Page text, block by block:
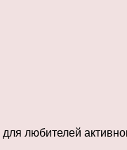
любителей